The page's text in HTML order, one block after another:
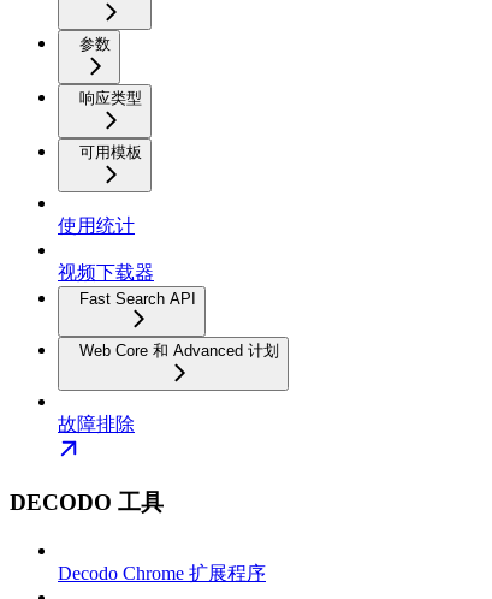
参数
响应类型
可用模板
使用统计
视频下载器
Fast Search API
Web Core 和 Advanced 计划
故障排除
DECODO 工具
Decodo Chrome 扩展程序